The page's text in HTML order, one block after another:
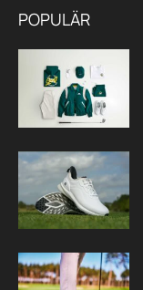
POPULÄR